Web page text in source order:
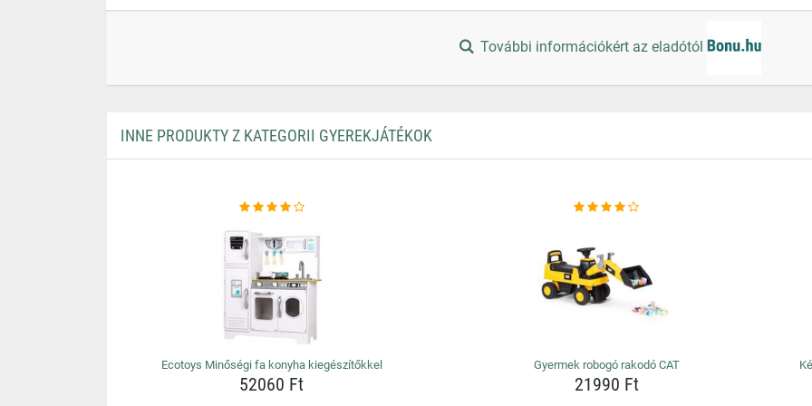
További információkért az eladótól
INNE PRODUKTY Z KATEGORII GYEREKJÁTÉKOK
Ecotoys Minőségi fa konyha kiegészítőkkel
52060 Ft
Gyermek robogó rakodó CAT
21990 Ft